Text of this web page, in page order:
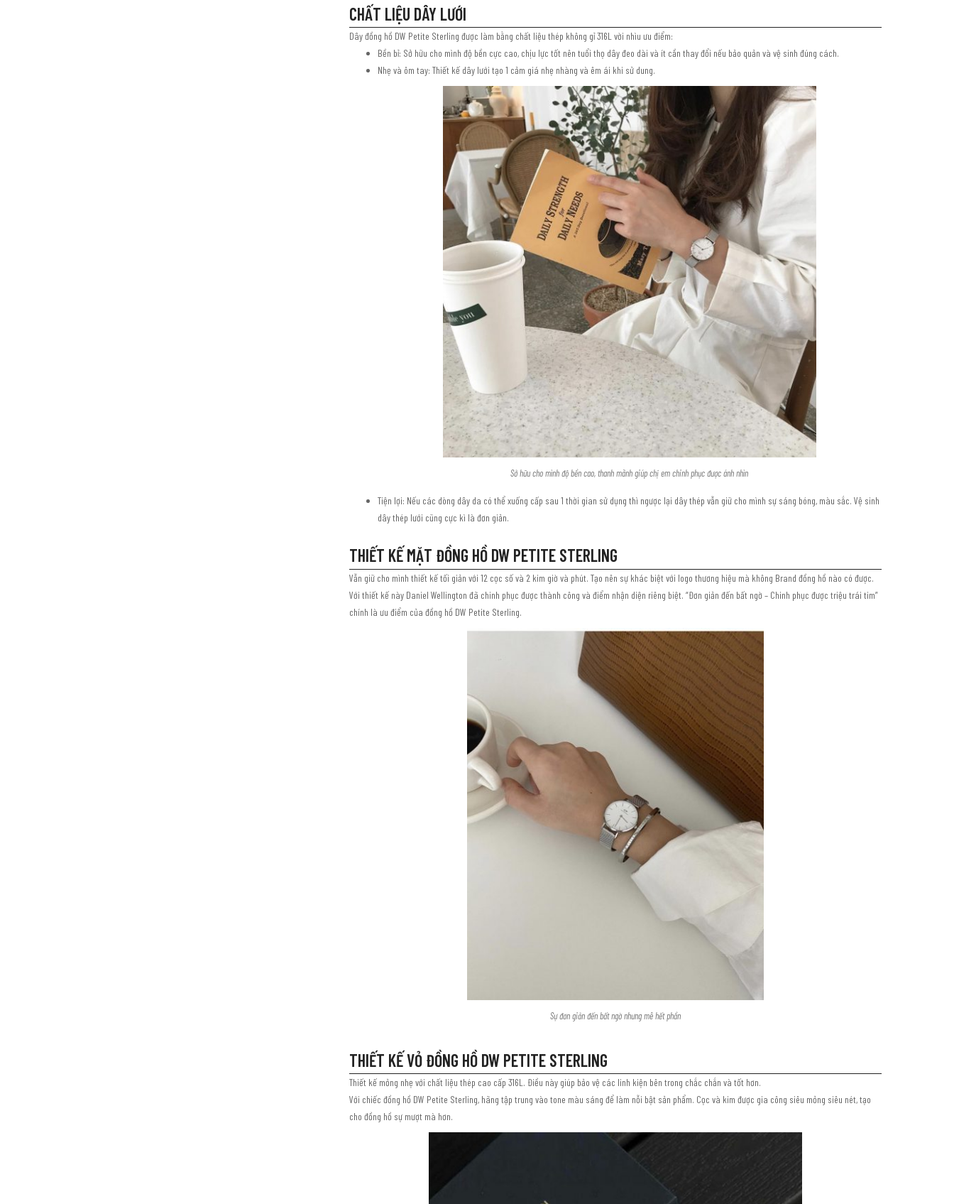
CHẤT LIỆU DÂY LƯỚI
Dây đồng hồ DW Petite Sterling được làm bằng chất liệu thép không gỉ 316L vời nhìu ưu điểm:
Bền bỉ: Sở hữu cho mình độ bền cực cao, chịu lực tốt nên tuổi thọ dây đeo dài và ít cần thay đổi nếu bảo quản và vệ sinh đúng cách.
Nhẹ và ôm tay: Thiết kế dây lưới tạo 1 cảm giá nhẹ nhàng và êm ái khi sử dung.
Sở hữu cho mình độ bền cao, thanh mãnh giúp chị em chinh phục được ánh nhìn
Tiện lợi: Nếu các dòng dây da có thể xuống cấp sau 1 thời gian sử dụng thì ngược lại dây thép vẫn giữ cho mình sự sáng bóng, màu sắc. Vệ sinh
dây thép lưới cũng cực kì là đơn giản.
THIẾT KẾ MẶT ĐỒNG HỒ DW PETITE STERLING
Vẫn giữ cho mình thiết kế tối giản với 12 cọc số và 2 kim giờ và phút. Tạo nên sự khác biệt với logo thương hiệu mà không Brand đồng hồ nào có được.
Với thiết kế này Daniel Wellington đã chinh phục được thành công và điểm nhận diện riêng biệt. “Đơn giản đến bất ngờ – Chinh phục được triệu trái tim”
chính là ưu điểm của đồng hồ DW Petite Sterling.
Sự đơn giản đến bất ngờ nhưng mê hết phần
THIẾT KẾ VỎ ĐỒNG HỒ DW PETITE STERLING
Thiết kế mỏng nhẹ với chất liệu thép cao cấp 316L. Điều này giúp bảo vệ các linh kiện bên trong chắc chắn và tốt hơn.
Với chiếc đồng hồ DW Petite Sterling, hãng tập trung vào tone màu sáng để làm nỗi bật sản phẩm. Cọc và kim được gia công siêu mỏng siêu nét, tạo
cho đồng hồ sự mượt mà hơn.